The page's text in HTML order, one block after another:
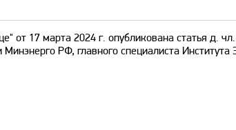
от 17 марта 2024 г. опубликована статья д.
РФ, главного специалиста Института